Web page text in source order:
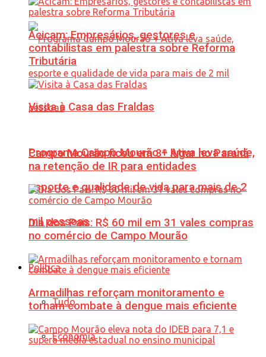
Programa Campo Mourão + Ativa leva saúde,
esporte e qualidade de vida para mais de 2
mil pessoas
Política
Tudo
Economia
Acicam: Empresários, gestores e
contabilistas em palestra sobre Reforma
Tributária
Visita à Casa das Fraldas
Campo Mourão ficou em 3º lugar no Paraná
na retenção de IR para entidades
Dia dos Pais: R$ 60 mil em 31 vales compras
no comércio de Campo Mourão
Armadilhas reforçam monitoramento e
tornam combate à dengue mais eficiente